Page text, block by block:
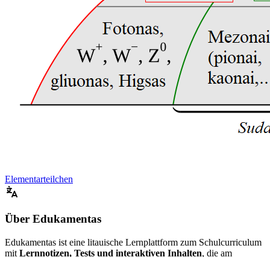
Elementarteilchen
Über Edukamentas
Edukamentas ist eine litauische Lernplattform zum Schulcurriculum
mit Lernnotizen, Tests und interaktiven Inhalten, die am